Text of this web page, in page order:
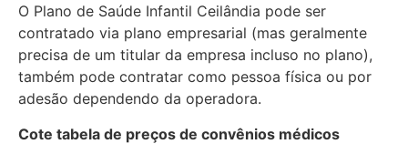
O Plano de Saúde Infantil Ceilândia pode ser
contratado via plano empresarial (mas geralmente
precisa de um titular da empresa incluso no plano),
também pode contratar como pessoa física ou por
adesão dependendo da operadora.
Cote tabela de preços de convênios médicos